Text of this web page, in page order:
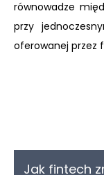
równowadze
przy
oferowanej przez
Jak fintech